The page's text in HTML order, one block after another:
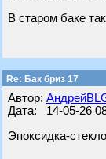
В старом баке
Re: Бак бриз 17
Автор:
Дата: 14-05-26
Эпоксидка-